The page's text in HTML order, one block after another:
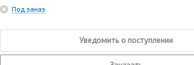
Под заказ
Уведомить о поступлении